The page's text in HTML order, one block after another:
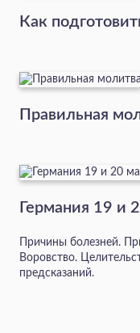
Как
Правильная
Германия 19 и
Причины болезней.
Воровство.
предсказаний.